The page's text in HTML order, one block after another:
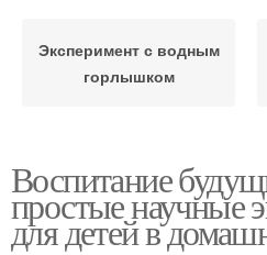
Эксперимент с водным
горлышком
Эксперимент с
магнитами
Воспитание
простые научные
для детей в